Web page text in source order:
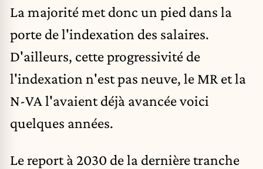
La majorité met donc un pied dans la
porte de l'indexation des salaires.
D'ailleurs, cette progressivité de
l'indexation n'est pas neuve, le MR et la
N-VA l'avaient déjà avancée voici
quelques années.
Le report à 2030 de la dernière tranche